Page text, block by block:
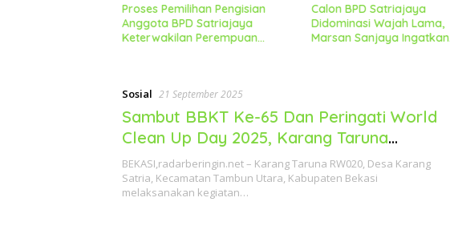
Proses Pemilihan Pengisian
Anggota BPD Satriajaya
Keterwakilan Perempuan
Calon BPD Satriajaya
Didominasi Wajah Lama,
Marsan Sanjaya Ingatkan
Sosial 21 September 2025
Sambut BBKT Ke-65 Dan Peringati World
Clean Up Day 2025, Karang Taruna
RW020 Laksanakan Kerja Bakti
BEKASI,radarberingin.net – Karang Taruna RW020, Desa Karang
Satria, Kecamatan Tambun Utara, Kabupaten Bekasi
melaksanakan kegiatan…